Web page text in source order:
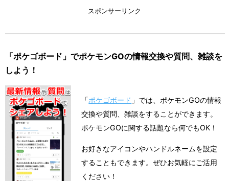
スポンサーリンク
「ポケゴボード」でポケモンGOの情報交換や質問、雑談を
しよう！
「ポケゴボード 」では、ポケモンGOの情報
交換や質問、雑談をすることができます。
ポケモンGOに関する話題なら何でもOK！
お好きなアイコンやハンドルネームを設定
することもできます。ぜひお気軽にご活用
ください！